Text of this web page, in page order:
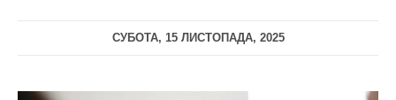
СУБОТА, 15 ЛИСТОПАДА, 2025